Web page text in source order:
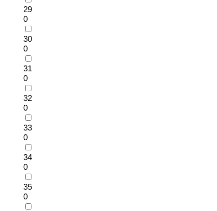
29
0
30
0
31
0
32
0
33
0
34
0
35
0